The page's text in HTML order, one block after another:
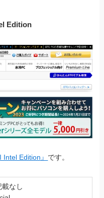
Edition
Intel Edition』 です。
載なし